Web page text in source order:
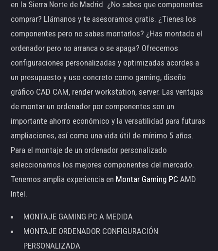
en la Sierra Norte de Madrid. ¿No sabes que componentes
comprar? Llámanos y te asesoramos gratis. ¿Tienes los
componentes pero no sabes montarlos? ¿Has montado el
ordenador pero no arranca o se apaga? Ofrecemos
configuraciones personalizadas y optimizadas acordes a
un presupuesto y uso concreto como gaming, diseño
gráfico CAD CAM, render workstation, server. Las ventajas
de montar un ordenador por componentes son un
importante ahorro económico y la versatilidad para futuras
ampliaciones, así como una vida útil de mínimo 5 años.
Para el montaje de un ordenador personalizado
seleccionamos los mejores componentes del mercado.
Tenemos amplia experiencia en Montar Gaming PC AMD
Intel.
MONTAJE GAMING PC A MEDIDA
MONTAJE ORDENADOR CONFIGURACIÓN
PERSONALIZADA